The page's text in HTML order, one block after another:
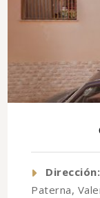
Dirección:
Paterna,